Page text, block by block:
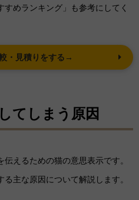
めランキング」も参考にしてく
・見積りをする→
てしまう原因
えるための猫の意思表示です。
主な原因について解説します。